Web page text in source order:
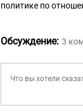
политике по
Обсуждение: 3